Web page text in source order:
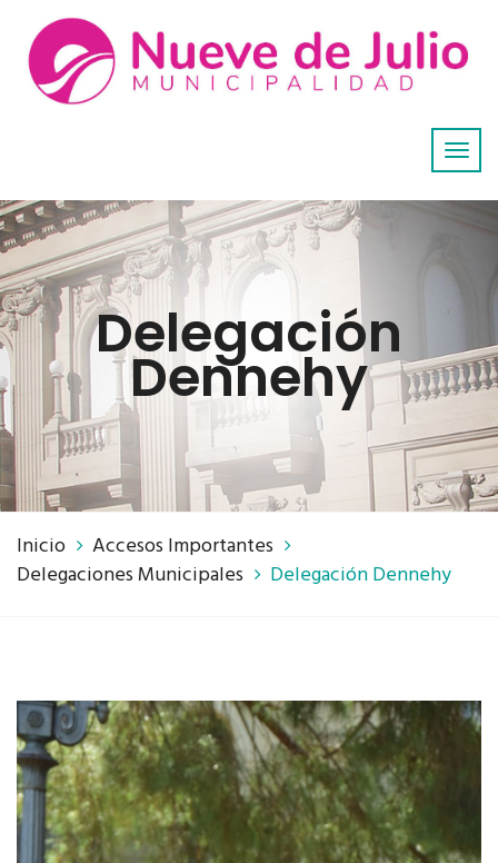
Delegación
Dennehy
Inicio
Accesos Importantes
Delegaciones Municipales
Delegación Dennehy